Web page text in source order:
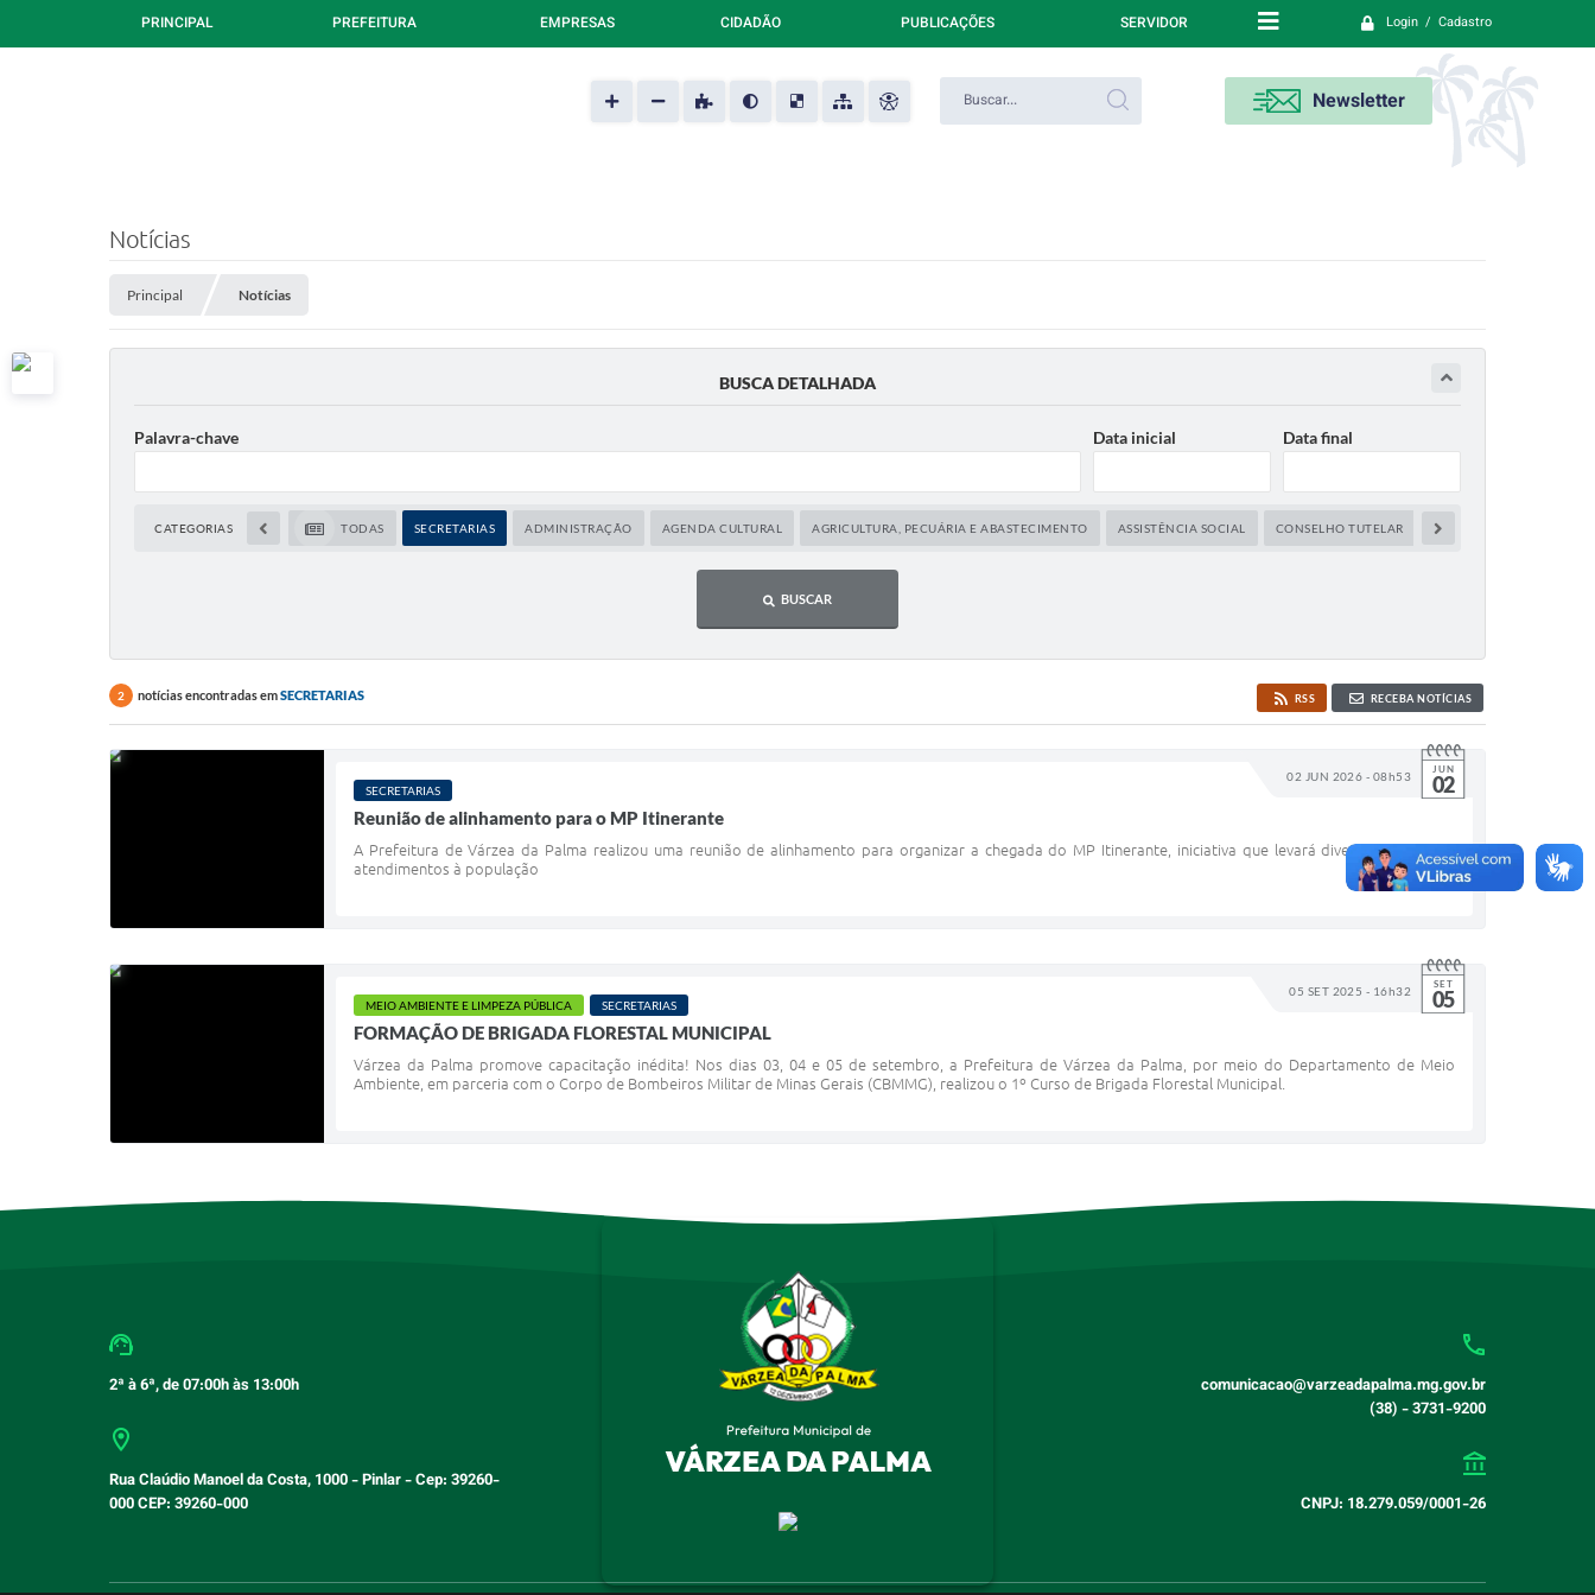
Login / Cadastro
PRINCIPAL PREFEITURA EMPRESAS CIDADÃO PUBLICAÇÕES SERVIDOR
Newsletter
Notícias
Principal Notícias
BUSCA DETALHADA
Palavra-chave Data inicial Data final
CATEGORIAS TODAS SECRETARIAS ADMINISTRAÇÃO AGENDA CULTURAL AGRICULTURA, PECUÁRIA E ABASTECIMENTO ASSISTÊNCIA SOCIAL CONSELHO TUTELAR CORONAVÍRUS
BUSCAR
2 notícias encontradas emSECRETARIAS RSS RECEBA NOTÍCIAS
02 JUN 2026 - 08h53 JUN
02
SECRETARIAS
Reunião de alinhamento para o MP Itinerante
A Prefeitura de Várzea da Palma realizou uma reunião de alinhamento para organizar a chegada do MP Itinerante, iniciativa que levará diversos serviços e
atendimentos à população
05 SET 2025 - 16h32 SET
05
MEIO AMBIENTE E LIMPEZA PÚBLICA SECRETARIAS
FORMAÇÃO DE BRIGADA FLORESTAL MUNICIPAL
Várzea da Palma promove capacitação inédita! Nos dias 03, 04 e 05 de setembro, a Prefeitura de Várzea da Palma, por meio do Departamento de Meio
Ambiente, em parceria com o Corpo de Bombeiros Militar de Minas Gerais (CBMMG), realizou o 1º Curso de Brigada Florestal Municipal.
2ª à 6ª, de 07:00h às 13:00h
Rua Claúdio Manoel da Costa, 1000 - Pinlar - Cep: 39260-
000 CEP: 39260-000
comunicacao@varzeadapalma.mg.gov.br
(38) - 3731-9200
CNPJ: 18.279.059/0001-26